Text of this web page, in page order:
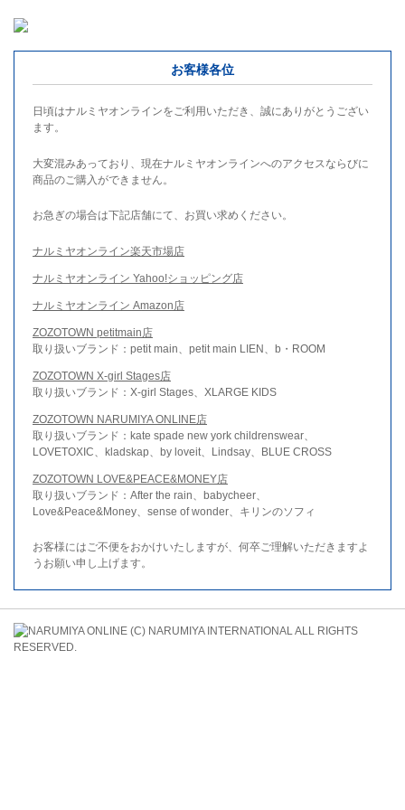
お客様各位
日頃はナルミヤオンラインをご利用いただき、誠にありがとうござい
ます。
大変混みあっており、現在ナルミヤオンラインへのアクセスならびに
商品のご購入ができません。
お急ぎの場合は下記店舗にて、お買い求めください。
ナルミヤオンライン楽天市場店
ナルミヤオンライン Yahoo!ショッピング店
ナルミヤオンライン Amazon店
ZOZOTOWN petitmain店
取り扱いブランド：petit main、petit main LIEN、b・ROOM
ZOZOTOWN X-girl Stages店
取り扱いブランド：X-girl Stages、XLARGE KIDS
ZOZOTOWN NARUMIYA ONLINE店
取り扱いブランド：kate spade new york childrenswear、
LOVETOXIC、kladskap、by loveit、Lindsay、BLUE CROSS
ZOZOTOWN LOVE&PEACE&MONEY店
取り扱いブランド：After the rain、babycheer、
Love&Peace&Money、sense of wonder、キリンのソフィ
お客様にはご不便をおかけいたしますが、何卒ご理解いただきますよ
うお願い申し上げます。